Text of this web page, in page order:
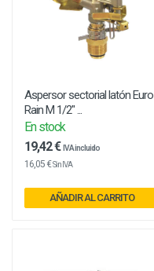
Aspersor sectorial latón Euro
Rain M 1/2" ...
En stock
19,42 € IVA incluido
16,05 €Sin IVA
AÑADIR AL CARRITO